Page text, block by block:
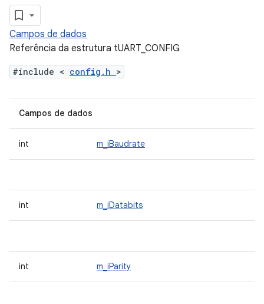
Campos de dados
Referência da estrutura tUART_CONFIG
#include < config.h >
Campos de dados
int m_iBaudrate
int m_iDatabits
int m_iParity